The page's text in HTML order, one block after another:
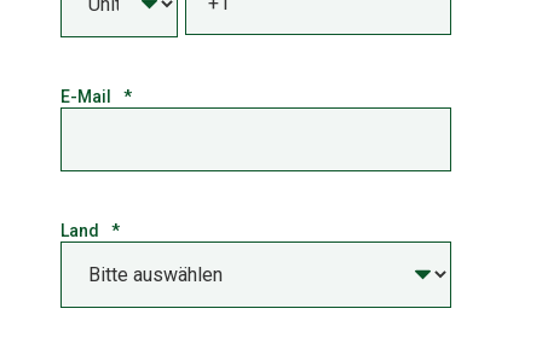
E-Mail *
Land *